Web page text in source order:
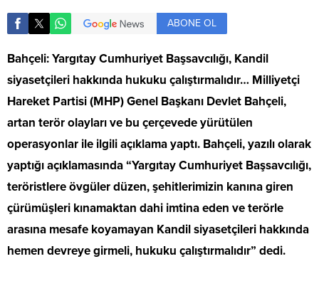
ABONE OL
Bahçeli: Yargıtay Cumhuriyet Başsavcılığı, Kandil
siyasetçileri hakkında hukuku çalıştırmalıdır… Milliyetçi
Hareket Partisi (MHP) Genel Başkanı Devlet Bahçeli,
artan terör olayları ve bu çerçevede yürütülen
operasyonlar ile ilgili açıklama yaptı. Bahçeli, yazılı olarak
yaptığı açıklamasında “Yargıtay Cumhuriyet Başsavcılığı,
teröristlere övgüler düzen, şehitlerimizin kanına giren
çürümüşleri kınamaktan dahi imtina eden ve terörle
arasına mesafe koyamayan Kandil siyasetçileri hakkında
hemen devreye girmeli, hukuku çalıştırmalıdır” dedi.